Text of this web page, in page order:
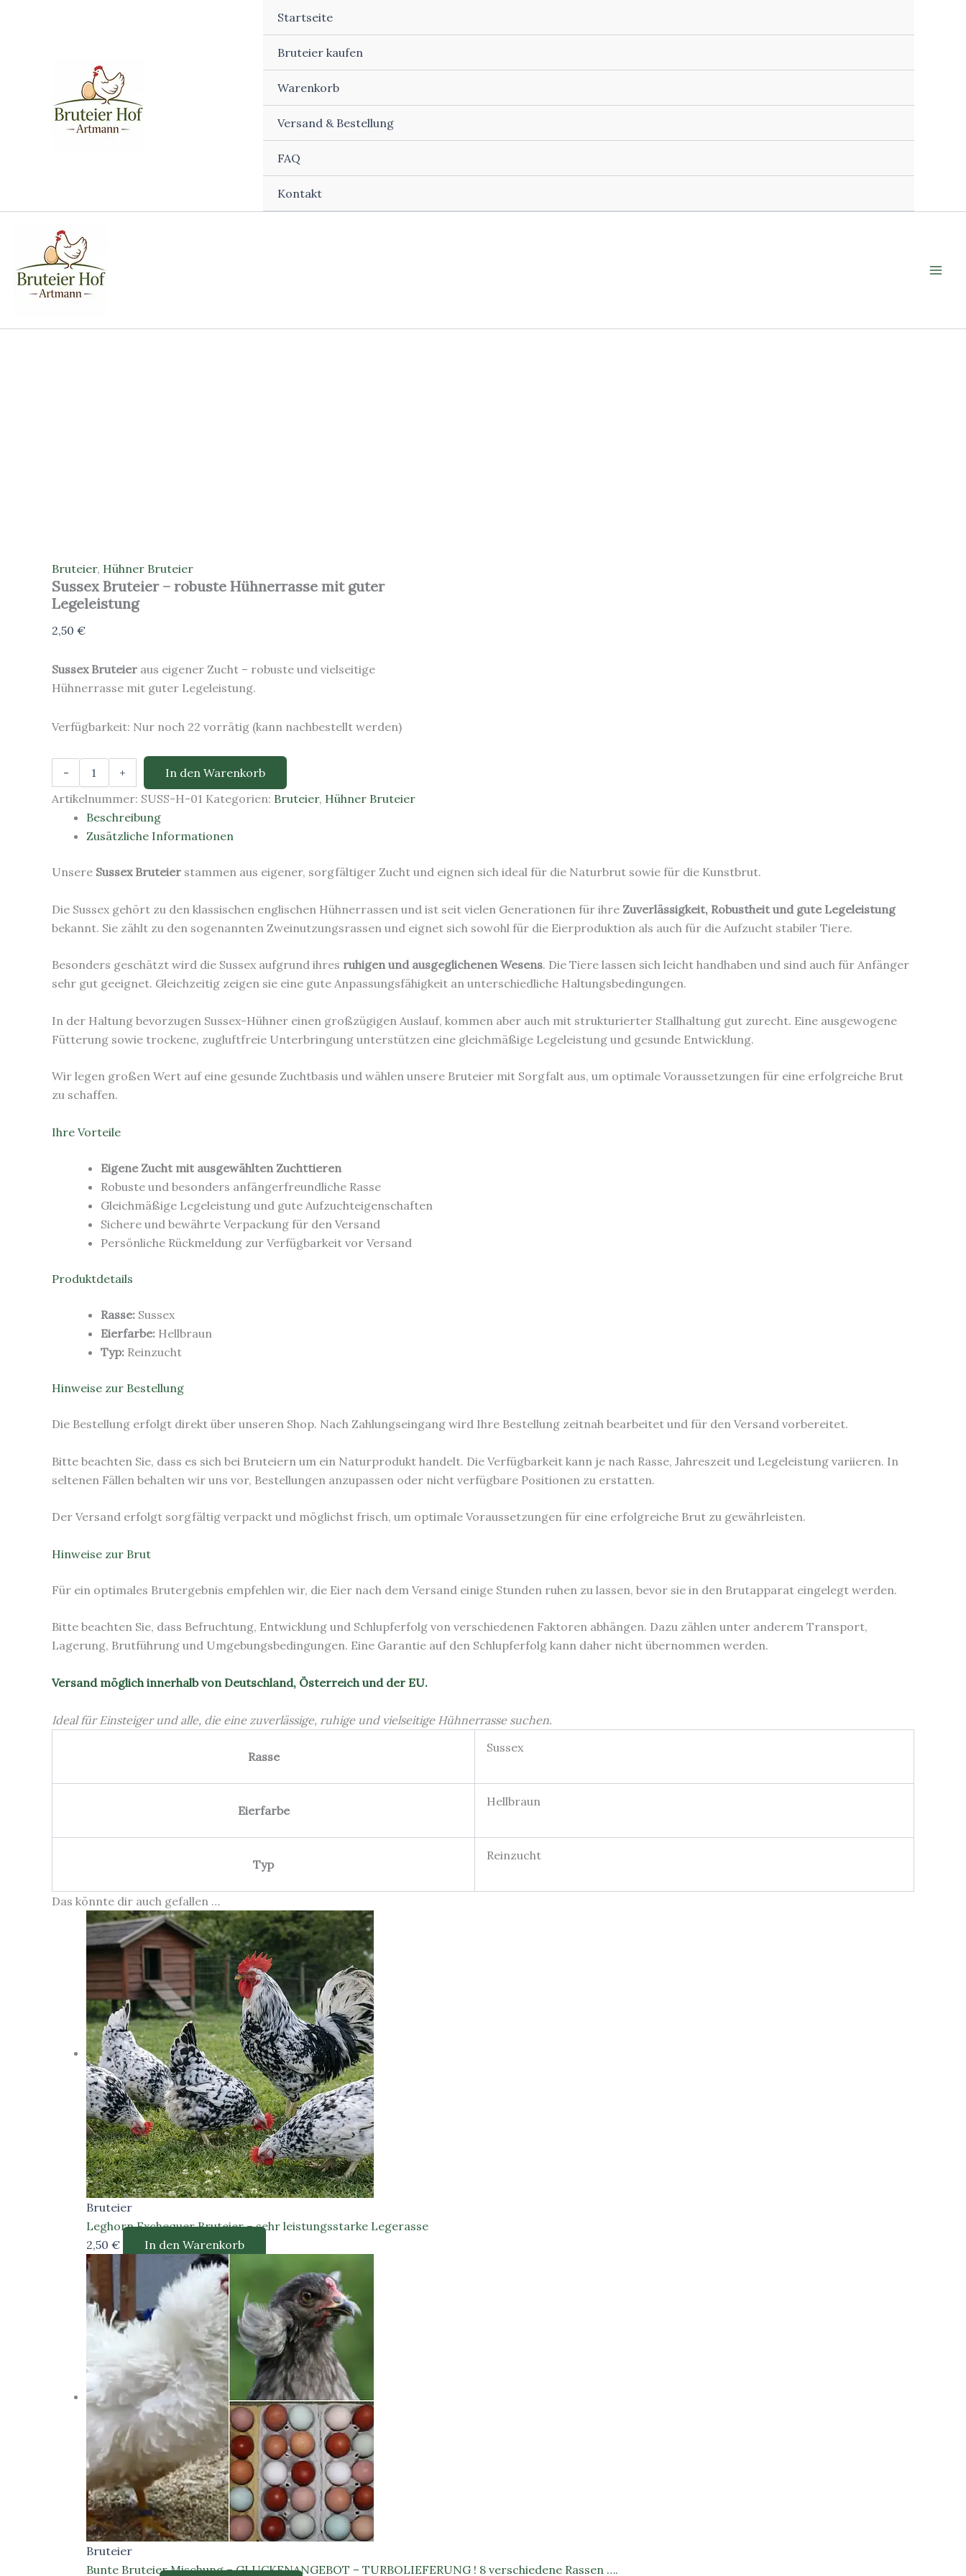
Startseite
Bruteier kaufen
Warenkorb
Versand & Bestellung
FAQ
Kontakt
Bruteier, Hühner Bruteier
Sussex Bruteier – robuste Hühnerrasse mit guter
Legeleistung
2,50 €
Sussex Bruteier aus eigener Zucht – robuste und vielseitige
Hühnerrasse mit guter Legeleistung.
Verfügbarkeit: Nur noch 22 vorrätig (kann nachbestellt werden)
-
Sussex
–
Hühnerrasse
Legeleistung
Menge
+
In den Warenkorb
Artikelnummer: SUSS-H-01 Kategorien: Bruteier, Hühner Bruteier
Beschreibung
Zusätzliche Informationen
Unsere Sussex Bruteier stammen aus eigener, sorgfältiger Zucht und eignen sich ideal für die Naturbrut sowie für die Kunstbrut.
Die Sussex gehört zu den klassischen englischen Hühnerrassen und ist seit vielen Generationen für ihre Zuverlässigkeit, Robustheit und gute Legeleistung
bekannt. Sie zählt zu den sogenannten Zweinutzungsrassen und eignet sich sowohl für die Eierproduktion als auch für die Aufzucht stabiler Tiere.
Besonders geschätzt wird die Sussex aufgrund ihres ruhigen und ausgeglichenen Wesens. Die Tiere lassen sich leicht handhaben und sind auch für Anfänger
sehr gut geeignet. Gleichzeitig zeigen sie eine gute Anpassungsfähigkeit an unterschiedliche Haltungsbedingungen.
In der Haltung bevorzugen Sussex-Hühner einen großzügigen Auslauf, kommen aber auch mit strukturierter Stallhaltung gut zurecht. Eine ausgewogene
Fütterung sowie trockene, zugluftfreie Unterbringung unterstützen eine gleichmäßige Legeleistung und gesunde Entwicklung.
Wir legen großen Wert auf eine gesunde Zuchtbasis und wählen unsere Bruteier mit Sorgfalt aus, um optimale Voraussetzungen für eine erfolgreiche Brut
zu schaffen.
Ihre Vorteile
Eigene Zucht mit ausgewählten Zuchttieren
Robuste und besonders anfängerfreundliche Rasse
Gleichmäßige Legeleistung und gute Aufzuchteigenschaften
Sichere und bewährte Verpackung für den Versand
Persönliche Rückmeldung zur Verfügbarkeit vor Versand
Produktdetails
Rasse: Sussex
Eierfarbe: Hellbraun
Typ: Reinzucht
Hinweise zur Bestellung
Die Bestellung erfolgt direkt über unseren Shop. Nach Zahlungseingang wird Ihre Bestellung zeitnah bearbeitet und für den Versand vorbereitet.
Bitte beachten Sie, dass es sich bei Bruteiern um ein Naturprodukt handelt. Die Verfügbarkeit kann je nach Rasse, Jahreszeit und Legeleistung variieren. In
seltenen Fällen behalten wir uns vor, Bestellungen anzupassen oder nicht verfügbare Positionen zu erstatten.
Der Versand erfolgt sorgfältig verpackt und möglichst frisch, um optimale Voraussetzungen für eine erfolgreiche Brut zu gewährleisten.
Hinweise zur Brut
Für ein optimales Brutergebnis empfehlen wir, die Eier nach dem Versand einige Stunden ruhen zu lassen, bevor sie in den Brutapparat eingelegt werden.
Bitte beachten Sie, dass Befruchtung, Entwicklung und Schlupferfolg von verschiedenen Faktoren abhängen. Dazu zählen unter anderem Transport,
Lagerung, Brutführung und Umgebungsbedingungen. Eine Garantie auf den Schlupferfolg kann daher nicht übernommen werden.
Versand möglich innerhalb von Deutschland, Österreich und der EU.
Ideal für Einsteiger und alle, die eine zuverlässige, ruhige und vielseitige Hühnerrasse suchen.
Rasse
Sussex
Eierfarbe
Hellbraun
Typ
Reinzucht
Das könnte dir auch gefallen …
Bruteier
Leghorn Exchequer Bruteier – sehr leistungsstarke Legerasse
2,50 € In den Warenkorb
Bruteier
Bunte Bruteier Mischung – GLUCKENANGEBOT – TURBOLIEFERUNG ! 8 verschiedene Rassen ….